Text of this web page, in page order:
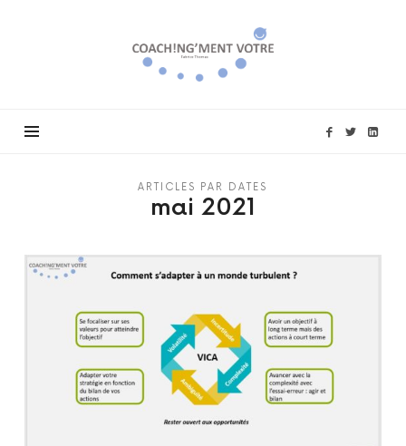
Coach!ng'ment
vôtre
ARTICLES PAR DATES
mai 2021